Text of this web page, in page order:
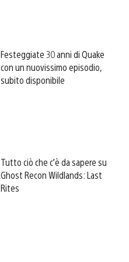
Festeggiate 30 anni di Quake
con un nuovissimo episodio,
subito disponibile
Tutto ciò che c’è da sapere su
Ghost Recon Wildlands: Last
Rites